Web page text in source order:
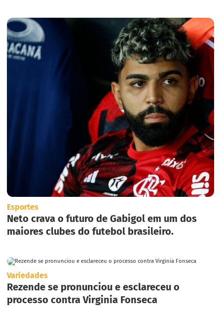
Esportes
Neto crava o futuro de Gabigol em um dos
maiores clubes do futebol brasileiro.
Variedades
Rezende se pronunciou e esclareceu o
processo contra Virginia Fonseca